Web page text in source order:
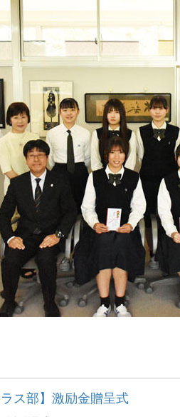
ス部】激励金贈呈式